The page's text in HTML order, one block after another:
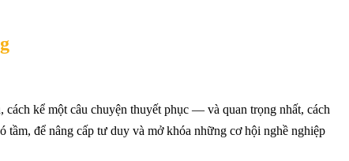
kể một câu chuyện thuyết phục — và quan trọng nhất, cách
để nâng cấp tư duy và mở khóa những cơ hội nghề nghiệp